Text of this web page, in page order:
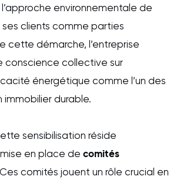
environnementale de
ses clients comme parties
cette démarche, l’entreprise
conscience collective sur
énergétique comme l’un des
immobilier durable.
sensibilisation réside
en place de comités
comités jouent un rôle crucial en